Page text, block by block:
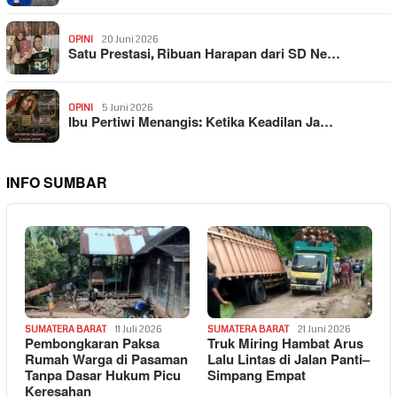
OPINI 20 Juni 2026
Satu Prestasi, Ribuan Harapan dari SD Ne…
OPINI 5 Juni 2026
Ibu Pertiwi Menangis: Ketika Keadilan Ja…
INFO SUMBAR
SUMATERA BARAT 11 Juli 2026
Pembongkaran Paksa
Rumah Warga di Pasaman
Tanpa Dasar Hukum Picu
Keresahan
SUMATERA BARAT 21 Juni 2026
Truk Miring Hambat Arus
Lalu Lintas di Jalan Panti–
Simpang Empat